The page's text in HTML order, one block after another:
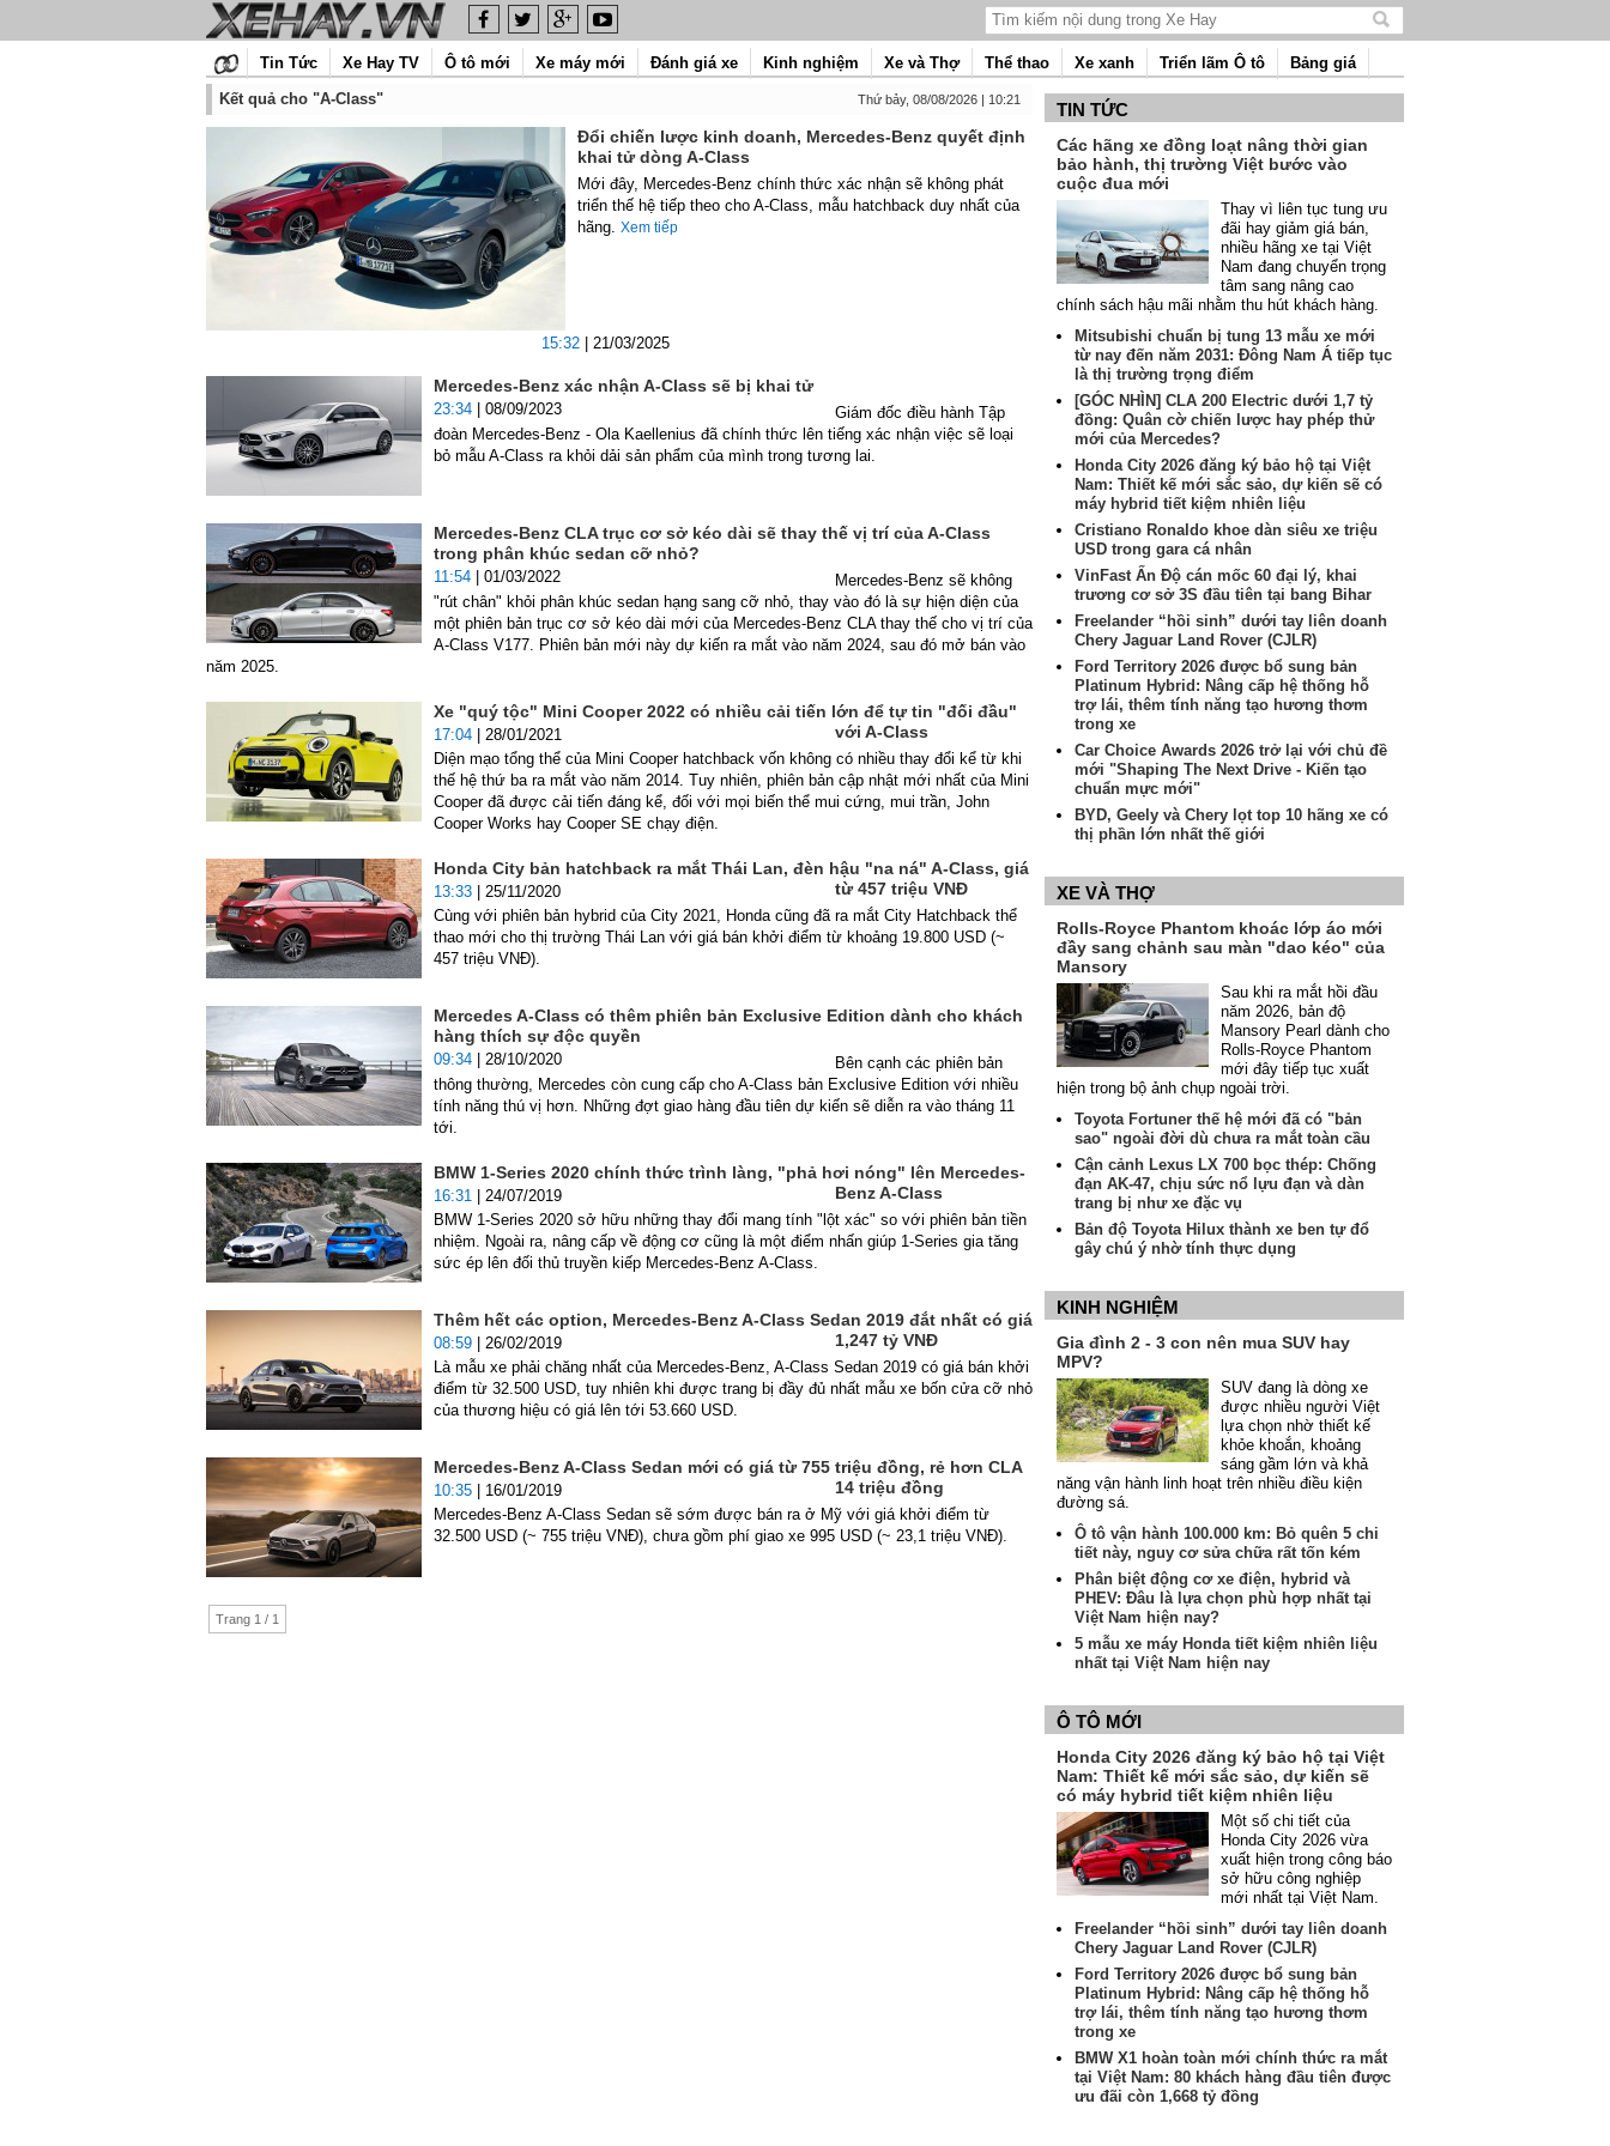
Tìm
nội
dung
Tin Tức Xe Hay TV Ô tô mới Xe máy mới Đánh giá xe Kinh nghiệm Xe và Thợ Thể thao Xe xanh Triển lãm Ô tô
Bảng giá
Kết quả cho "A-Class"
Thứ bảy, 08/08/2026 | 10:21
Đổi chiến lược kinh doanh, Mercedes-Benz quyết định
khai tử dòng A-Class
15:32 | 21/03/2025
Mới đây, Mercedes-Benz chính thức xác nhận sẽ không phát
triển thế hệ tiếp theo cho A-Class, mẫu hatchback duy nhất của
hãng. Xem tiếp
Mercedes-Benz xác nhận A-Class sẽ bị khai tử
23:34 | 08/09/2023
Giám đốc điều hành Tập
đoàn Mercedes-Benz - Ola Kaellenius đã chính thức lên tiếng xác nhận việc sẽ loại
bỏ mẫu A-Class ra khỏi dải sản phẩm của mình trong tương lai.
Mercedes-Benz CLA trục cơ sở kéo dài sẽ thay thế vị trí của A-Class
trong phân khúc sedan cỡ nhỏ?
11:54 | 01/03/2022
Mercedes-Benz sẽ không
"rút chân" khỏi phân khúc sedan hạng sang cỡ nhỏ, thay vào đó là sự hiện diện của
một phiên bản trục cơ sở kéo dài mới của Mercedes-Benz CLA thay thế cho vị trí của
A-Class V177. Phiên bản mới này dự kiến ra mắt vào năm 2024, sau đó mở bán vào
năm 2025.
Xe "quý tộc" Mini Cooper 2022 có nhiều cải tiến lớn để tự tin "đối đầu"
với A-Class
17:04 | 28/01/2021
Diện mạo tổng thể của Mini Cooper hatchback vốn không có nhiều thay đổi kể từ khi
thế hệ thứ ba ra mắt vào năm 2014. Tuy nhiên, phiên bản cập nhật mới nhất của Mini
Cooper đã được cải tiến đáng kể, đối với mọi biến thể mui cứng, mui trần, John
Cooper Works hay Cooper SE chạy điện.
Honda City bản hatchback ra mắt Thái Lan, đèn hậu "na ná" A-Class, giá
từ 457 triệu VNĐ
13:33 | 25/11/2020
Cùng với phiên bản hybrid của City 2021, Honda cũng đã ra mắt City Hatchback thể
thao mới cho thị trường Thái Lan với giá bán khởi điểm từ khoảng 19.800 USD (~
457 triệu VNĐ).
Mercedes A-Class có thêm phiên bản Exclusive Edition dành cho khách
hàng thích sự độc quyền
09:34 | 28/10/2020
Bên cạnh các phiên bản
thông thường, Mercedes còn cung cấp cho A-Class bản Exclusive Edition với nhiều
tính năng thú vị hơn. Những đợt giao hàng đầu tiên dự kiến sẽ diễn ra vào tháng 11
tới.
BMW 1-Series 2020 chính thức trình làng, "phả hơi nóng" lên Mercedes-
Benz A-Class
16:31 | 24/07/2019
BMW 1-Series 2020 sở hữu những thay đổi mang tính "lột xác" so với phiên bản tiền
nhiệm. Ngoài ra, nâng cấp về động cơ cũng là một điểm nhấn giúp 1-Series gia tăng
sức ép lên đối thủ truyền kiếp Mercedes-Benz A-Class.
Thêm hết các option, Mercedes-Benz A-Class Sedan 2019 đắt nhất có giá
1,247 tỷ VNĐ
08:59 | 26/02/2019
Là mẫu xe phải chăng nhất của Mercedes-Benz, A-Class Sedan 2019 có giá bán khởi
điểm từ 32.500 USD, tuy nhiên khi được trang bị đầy đủ nhất mẫu xe bốn cửa cỡ nhỏ
của thương hiệu có giá lên tới 53.660 USD.
Mercedes-Benz A-Class Sedan mới có giá từ 755 triệu đồng, rẻ hơn CLA
14 triệu đồng
10:35 | 16/01/2019
Mercedes-Benz A-Class Sedan sẽ sớm được bán ra ở Mỹ với giá khởi điểm từ
32.500 USD (~ 755 triệu VNĐ), chưa gồm phí giao xe 995 USD (~ 23,1 triệu VNĐ).
Trang 1 / 1
TIN TỨC
Các hãng xe đồng loạt nâng thời gian
bảo hành, thị trường Việt bước vào
cuộc đua mới
Thay vì liên tục tung ưu
đãi hay giảm giá bán,
nhiều hãng xe tại Việt
Nam đang chuyển trọng
tâm sang nâng cao
chính sách hậu mãi nhằm thu hút khách hàng.
Mitsubishi chuẩn bị tung 13 mẫu xe mới
từ nay đến năm 2031: Đông Nam Á tiếp tục
là thị trường trọng điểm
[GÓC NHÌN] CLA 200 Electric dưới 1,7 tỷ
đồng: Quân cờ chiến lược hay phép thử
mới của Mercedes?
Honda City 2026 đăng ký bảo hộ tại Việt
Nam: Thiết kế mới sắc sảo, dự kiến sẽ có
máy hybrid tiết kiệm nhiên liệu
Cristiano Ronaldo khoe dàn siêu xe triệu
USD trong gara cá nhân
VinFast Ấn Độ cán mốc 60 đại lý, khai
trương cơ sở 3S đầu tiên tại bang Bihar
Freelander “hồi sinh” dưới tay liên doanh
Chery Jaguar Land Rover (CJLR)
Ford Territory 2026 được bổ sung bản
Platinum Hybrid: Nâng cấp hệ thống hỗ
trợ lái, thêm tính năng tạo hương thơm
trong xe
Car Choice Awards 2026 trở lại với chủ đề
mới "Shaping The Next Drive - Kiến tạo
chuẩn mực mới"
BYD, Geely và Chery lọt top 10 hãng xe có
thị phần lớn nhất thế giới
XE VÀ THỢ
Rolls-Royce Phantom khoác lớp áo mới
đầy sang chảnh sau màn "dao kéo" của
Mansory
Sau khi ra mắt hồi đầu
năm 2026, bản độ
Mansory Pearl dành cho
Rolls-Royce Phantom
mới đây tiếp tục xuất
hiện trong bộ ảnh chụp ngoài trời.
Toyota Fortuner thế hệ mới đã có "bản
sao" ngoài đời dù chưa ra mắt toàn cầu
Cận cảnh Lexus LX 700 bọc thép: Chống
đạn AK-47, chịu sức nổ lựu đạn và dàn
trang bị như xe đặc vụ
Bản độ Toyota Hilux thành xe ben tự đổ
gây chú ý nhờ tính thực dụng
KINH NGHIỆM
Gia đình 2 - 3 con nên mua SUV hay
MPV?
SUV đang là dòng xe
được nhiều người Việt
lựa chọn nhờ thiết kế
khỏe khoắn, khoảng
sáng gầm lớn và khả
năng vận hành linh hoạt trên nhiều điều kiện
đường sá.
Ô tô vận hành 100.000 km: Bỏ quên 5 chi
tiết này, nguy cơ sửa chữa rất tốn kém
Phân biệt động cơ xe điện, hybrid và
PHEV: Đâu là lựa chọn phù hợp nhất tại
Việt Nam hiện nay?
5 mẫu xe máy Honda tiết kiệm nhiên liệu
nhất tại Việt Nam hiện nay
Ô TÔ MỚI
Honda City 2026 đăng ký bảo hộ tại Việt
Nam: Thiết kế mới sắc sảo, dự kiến sẽ
có máy hybrid tiết kiệm nhiên liệu
Một số chi tiết của
Honda City 2026 vừa
xuất hiện trong công báo
sở hữu công nghiệp
mới nhất tại Việt Nam.
Freelander “hồi sinh” dưới tay liên doanh
Chery Jaguar Land Rover (CJLR)
Ford Territory 2026 được bổ sung bản
Platinum Hybrid: Nâng cấp hệ thống hỗ
trợ lái, thêm tính năng tạo hương thơm
trong xe
BMW X1 hoàn toàn mới chính thức ra mắt
tại Việt Nam: 80 khách hàng đầu tiên được
ưu đãi còn 1,668 tỷ đồng